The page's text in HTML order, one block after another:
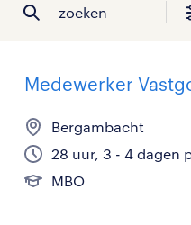
zoeken
Medewerker
Bergambacht
28 uur, 3 - 4 dagen
MBO